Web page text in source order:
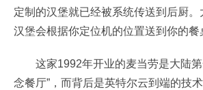
定制的汉堡就已经被系统传送到后厨
汉堡会根据你定位机的位置送到你的餐
这家1992年开业的麦当劳是大陆
念餐厅”，而背后是英特尔云到端的技